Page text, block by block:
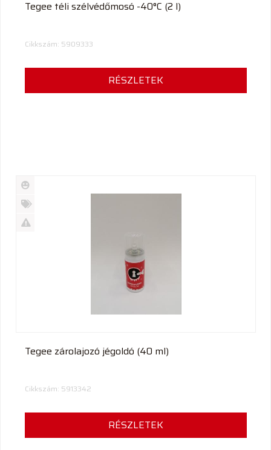
Tegee téli szélvédőmosó -40°C (2 l)
Cikkszám: 5909333
RÉSZLETEK
Új
termék
%
Tegee zárolajozó jégoldó (40 ml)
Cikkszám: 5913342
RÉSZLETEK